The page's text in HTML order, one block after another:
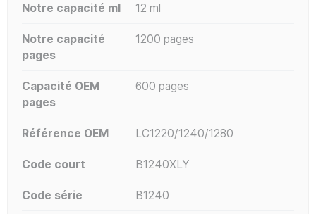
Notre capacité ml 12 ml
Notre capacité
pages
1200 pages
Capacité OEM
pages
600 pages
Référence OEM LC1220/1240/1280
Code court B1240XLY
Code série B1240